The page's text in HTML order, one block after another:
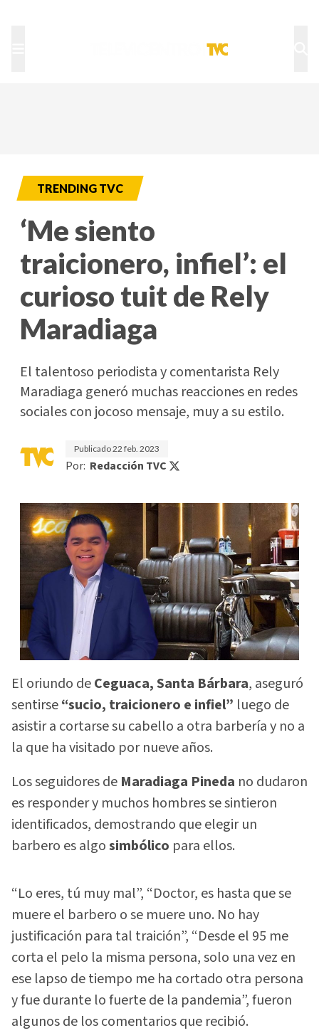
TRENDING TVC
‘Me siento
traicionero, infiel’: el
curioso tuit de Rely
Maradiaga
El talentoso periodista y comentarista Rely
Maradiaga generó muchas reacciones en redes
sociales con jocoso mensaje, muy a su estilo.
Publicado22 feb. 2023
Por: Redacción TVC
El oriundo deCeguaca, Santa Bárbara, aseguró
sentirse“sucio, traicionero e infiel” luego de
asistir a cortarse su cabello a otra barbería y no a
la que ha visitado por nueve años.
Los seguidores de Maradiaga Pineda no dudaron
es responder y muchos hombres se sintieron
identificados, demostrando que elegir un
barbero es algosimbólico para ellos.
“Lo eres, tú muy mal”, “Doctor, es hasta que se
muere el barbero o se muere uno. No hay
justificación para tal traición”, “Desde el 95 me
corta el pelo la misma persona, solo una vez en
ese lapso de tiempo me ha cortado otra persona
y fue durante lo fuerte de la pandemia”, fueron
algunos de los comentarios que recibió.